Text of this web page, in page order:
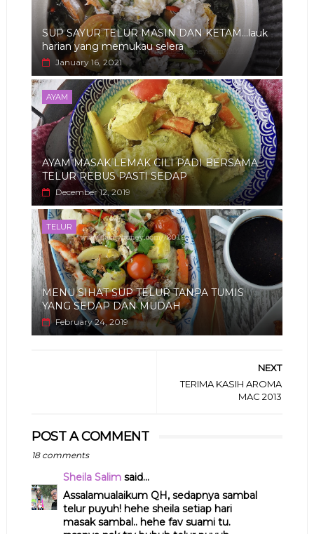
SUP SAYUR TELUR MASIN DAN KETAM...lauk
harian yang memukau selera
January 16, 2021
AYAM
AYAM MASAK LEMAK CILI PADI BERSAMA
TELUR REBUS PASTI SEDAP
December 12, 2019
TELUR
MENU SIHAT SUP TELUR TANPA TUMIS
YANG SEDAP DAN MUDAH
February 24, 2019
NEXT
TERIMA KASIH AROMA
MAC 2013
POST A COMMENT
18 comments
Sheila Salimsaid...
Assalamualaikum QH, sedapnya sambal
telur puyuh! hehe sheila setiap hari
masak sambal.. hehe fav suami tu.